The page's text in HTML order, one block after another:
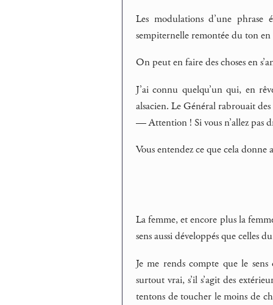
Les modulations d’une
sempiternelle remontée du ton en
On peut en faire des choses en
J’ai connu quelqu’un qui, en
alsacien. Le Général rabrouait
— Attention ! Si vous n’allez pas
Vous entendez ce que cela donne
La femme, et encore plus la
sens aussi développés que celles
Je me rends compte que le
surtout vrai, s’il s’agit des
tentons de toucher le moins de